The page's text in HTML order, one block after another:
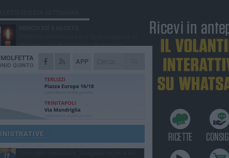
APP
MOLFETTA
QUINTO
Michele Cilardi: il ricordo degli amici
GIOVEDÌ 6 AGOSTO
Marittimo molfettese muore a bordo di un
SABATO 1 AGOSTO
accompagnatori per gli scuolabus:
il bando
Molfetta piange Marta Maria Pisani, ultima
maestra della sartoria molfettese
SABATO 1 AGOSTO